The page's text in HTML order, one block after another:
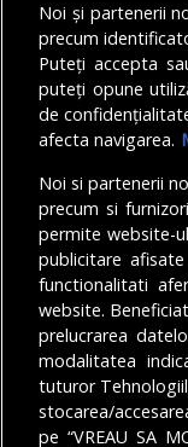
©
Găzduit de
Tweet
Facebook
Share this selection
Tweet
Noi și partenerii
precum
Puteți accepta
puteți opune
de
afecta navigarea.
Noi si partenerii
precum si
permite website-
publicitare
functionalitati
website.
prelucrarea
modalitatea
tuturor
stocarea/
pe “VREAU SA